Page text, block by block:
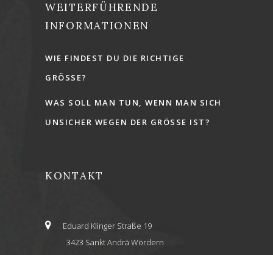
WEITERFÜHRENDE
INFORMATIONEN
WIE FINDEST DU DIE RICHTIGE
GRÖSSE?
WAS SOLL MAN TUN, WENN MAN SICH
UNSICHER WEGEN DER GRÖSSE IST?
KONTAKT
Eduard Klinger Straße 19
3423 Sankt Andrä Wördern